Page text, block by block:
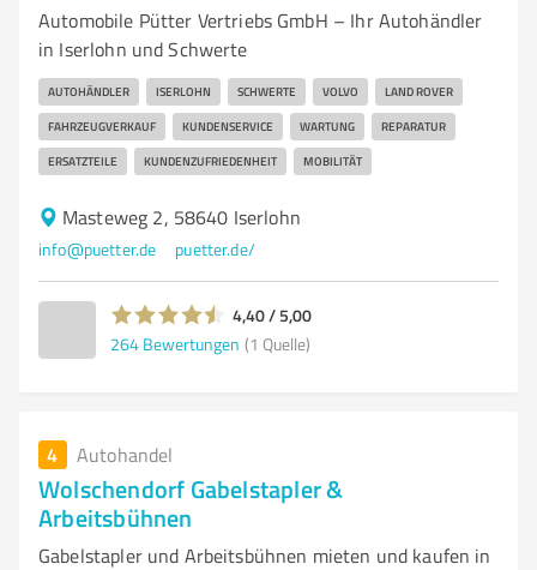
Automobile Pütter Vertriebs GmbH – Ihr Autohändler
in Iserlohn und Schwerte
AUTOHÄNDLER ISERLOHN SCHWERTE VOLVO LAND ROVER
FAHRZEUGVERKAUF KUNDENSERVICE WARTUNG REPARATUR
ERSATZTEILE KUNDENZUFRIEDENHEIT MOBILITÄT
Masteweg 2, 58640 Iserlohn
info@puetter.de puetter.de/
4,40 / 5,00
264 Bewertungen (1 Quelle)
4 Autohandel
Wolschendorf Gabelstapler &
Arbeitsbühnen
Gabelstapler und Arbeitsbühnen mieten und kaufen in